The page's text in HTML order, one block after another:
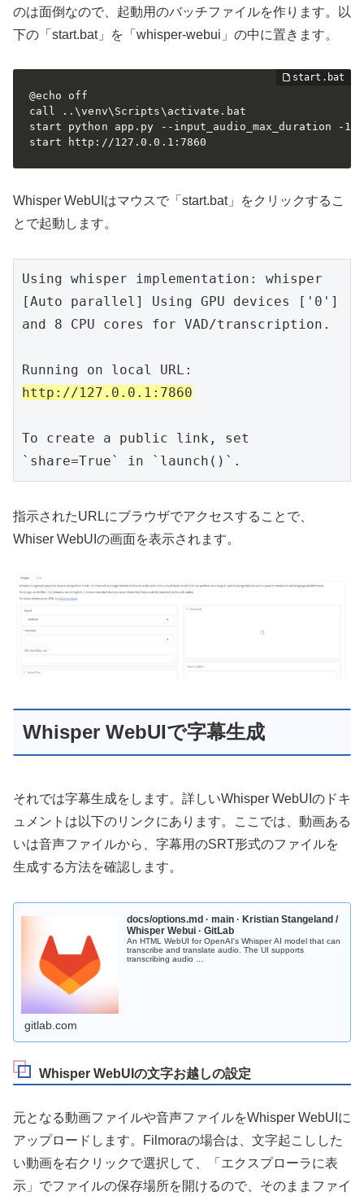
のは面倒なので、起動用のバッチファイルを作ります。以
下の「start.bat」を「whisper-webui」の中に置きます。
@echo off
call
..\venv\Scripts\activate.bat
start python app.py --input_audio_max_duration -1
start http://127.0.0.1:7860
Whisper WebUIはマウスで「start.bat」をクリックするこ
とで起動します。
Using whisper implementation: whisper
[Auto parallel] Using GPU devices ['0']
and 8 CPU cores for VAD/transcription.
http://127.0.0.1:7860
To create a public link, set
指示されたURLにブラウザでアクセスすることで、
Whiser WebUIの画面を表示されます。
Whisper WebUIで字幕生成
それでは字幕生成をします。詳しいWhisper WebUIのドキ
ュメントは以下のリンクにあります。ここでは、動画ある
いは音声ファイルから、字幕用のSRT形式のファイルを
生成する方法を確認します。
docs/options.md · main · Kristian Stangeland /
Whisper Webui · GitLab
An HTML WebUI for OpenAI's Whisper AI model that can
transcribe and translate audio. The UI supports
transcribing audio ...
gitlab.com
Whisper WebUIの文字お越しの設定
元となる動画ファイルや音声ファイルをWhisper WebUIに
アップロードします。Filmoraの場合は、文字起こしした
い動画を右クリックで選択して、「エクスプローラに表
示」でファイルの保存場所を開けるので、そのままファイ